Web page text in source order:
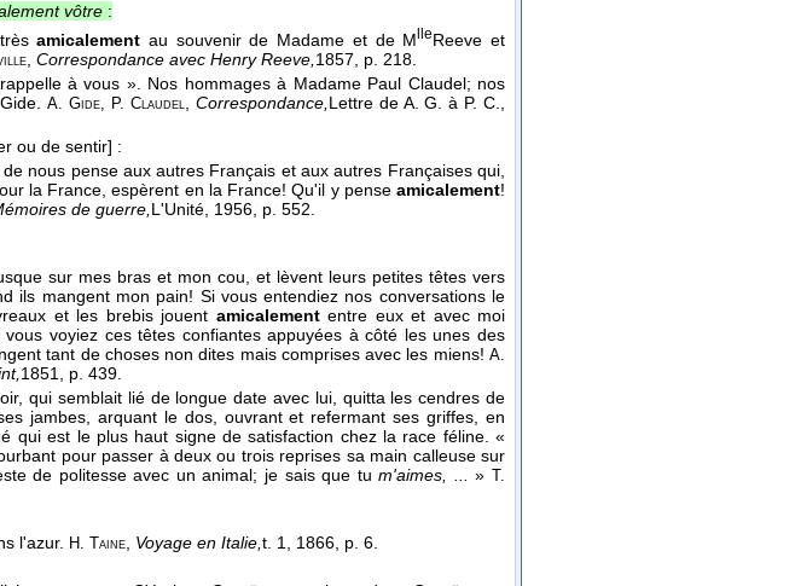
vôtre :
trèsamicalement au souvenir de Madame et de M lleReeve et
Correspondance avec Henry Reeve, 1857 , p. 218.
à vous ». Nos hommages à Madame Paul Claudel; nos
A. Gide, P. Claudel Correspondance, Lettre de A. G. à P. C.
ou de sentir] :
nous pense aux autres Français et aux autres Françaises qui,
la France, espèrent en la France! Qu'il y pense amicalement!
de guerre, L'Unité , 1956 , p. 552.
sur mes bras et mon cou, et lèvent leurs petites têtes vers
ils mangent mon pain! Si vous entendiez nos conversations le
et les brebis jouent amicalemententre eux et avec moi
voyiez ces têtes confiantes appuyées à côté les unes des
tant de choses non dites mais comprises avec les miens! A.
1851
, p. 439.
qui semblait lié de longue date avec lui, quitta les cendres de
jambes, arquant le dos, ouvrant et refermant ses griffes, en
qui est le plus haut signe de satisfaction chez la race féline. «
pour passer à deux ou trois reprises sa main calleuse sur
de politesse avec un animal; je sais que tum'aimes, ... » T.
l'azur. H. Taine Voyage en Italie, t. 1 , 1866 , p. 6.